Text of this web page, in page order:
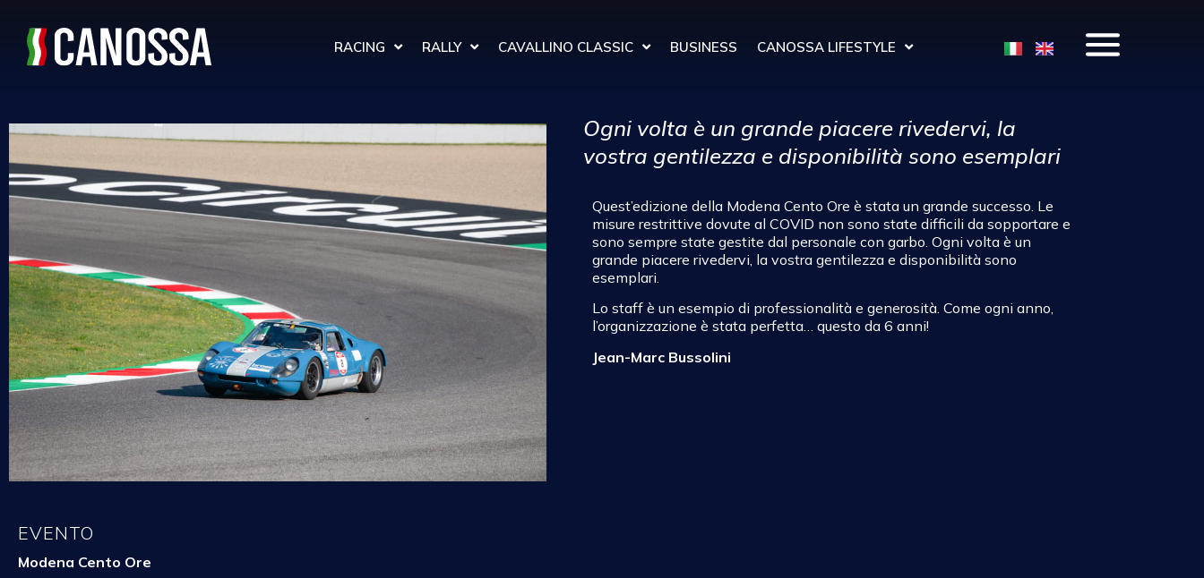
RACING RALLY CAVALLINO CLASSIC BUSINESS CANOSSA LIFESTYLE
EVENTO
Modena Cento Ore
Ogni volta è un grande piacere rivedervi, la
vostra gentilezza e disponibilità sono esemplari
Quest’edizione della Modena Cento Ore è stata un grande successo. Le
misure restrittive dovute al COVID non sono state difficili da sopportare e
sono sempre state gestite dal personale con garbo. Ogni volta è un
grande piacere rivedervi, la vostra gentilezza e disponibilità sono
esemplari.
Lo staff è un esempio di professionalità e generosità. Come ogni anno,
l’organizzazione è stata perfetta… questo da 6 anni!
Jean-Marc Bussolini